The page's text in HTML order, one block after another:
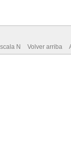
N Volver arriba